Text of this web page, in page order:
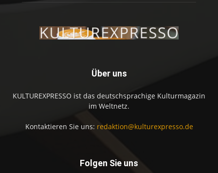
Über uns
KULTUREXPRESSO ist das deutschsprachige Kulturmagazin
im Weltnetz.
Kontaktieren Sie uns: redaktion@kulturexpresso.de
Folgen Sie uns